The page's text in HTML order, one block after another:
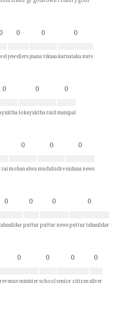
0
jewellers
0
jnana vikasa
0
karnataka state
0 0
lokayuktha raid
0
manipal
rai
0
mohan alwa
0
mudubidre
0
nidana news
0 0
puttur
0
puttur news
0
puttur tahasildar
0
revenue minister
0
school
0
senior citizen
0
silver